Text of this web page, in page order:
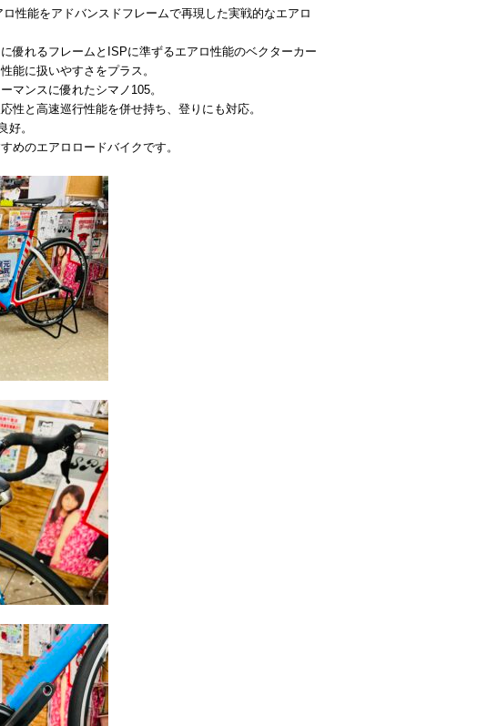
性能をアドバンスドフレームで再現した実戦的なエアロ
優れるフレームとISPに準ずるエアロ性能のベクターカー
能に扱いやすさをプラス。
マンスに優れたシマノ105。
性と高速巡行性能を併せ持ち、登りにも対応。
好。
めのエアロロードバイクです。